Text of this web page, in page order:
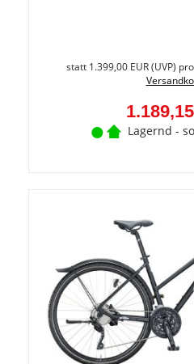
statt 1.399,00 EUR(UVP)
Lagernd -